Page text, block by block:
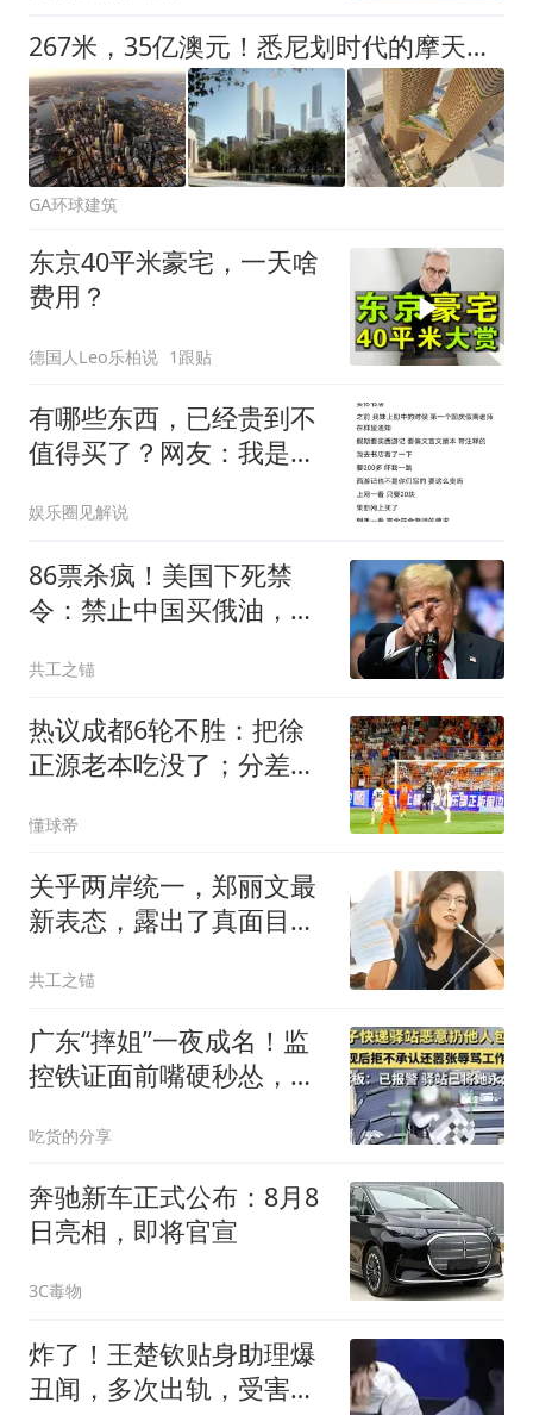
267米，35亿澳元！悉尼划时代的摩天双子塔获批
GA环球建筑
东京40平米豪宅，一天啥
费用？
德国人Leo乐柏说 1跟贴
有哪些东西，已经贵到不
值得买了？网友：我是大
娱乐圈见解说
86票杀疯！美国下死禁
令：禁止中国买俄油，对
共工之锚
热议成都6轮不胜：把徐
正源老本吃没了；分差若
懂球帝
关乎两岸统一，郑丽文最
新表态，露出了真面目？
共工之锚
广东“摔姐”一夜成名！监
控铁证面前嘴硬秒怂，评
吃货的分享
奔驰新车正式公布：8月8
日亮相，即将官宣
3C毒物
炸了！王楚钦贴身助理爆
丑闻，多次出轨，受害者